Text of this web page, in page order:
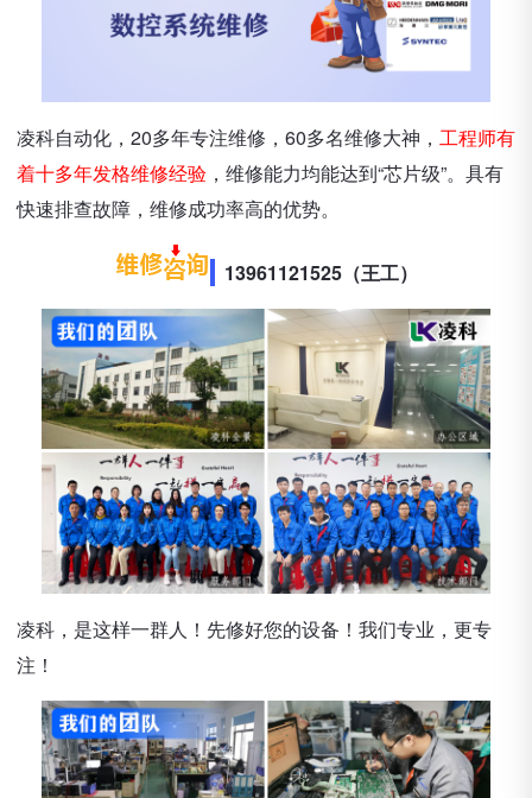
凌科自动化，20多年专注维修，60多名维修大神， 工程师有
着十多年发格维修经验 ，维修能力均能达到“芯片级”。具有
快速排查故障，维修成功率高的优势。
13961121525（王工）
凌科，是这样一群人！先修好您的设备！我们专业，更专
注！